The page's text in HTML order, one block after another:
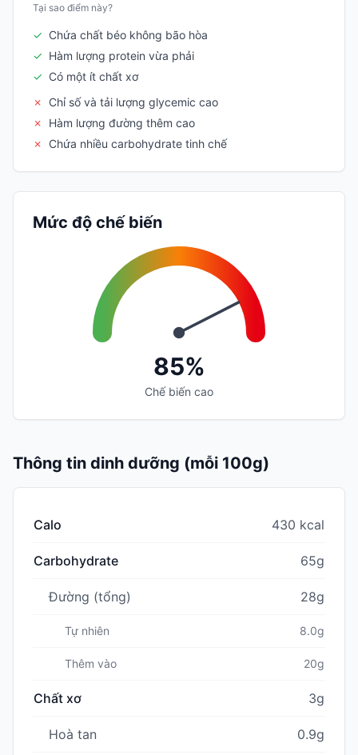
Tại sao điểm này?
✓ Chứa chất béo không bão hòa
✓ Hàm lượng protein vừa phải
✓ Có một ít chất xơ
✗
Chỉ số và tải lượng glycemic cao
✗
Hàm lượng đường thêm cao
✗
Chứa nhiều carbohydrate tinh chế
Mức độ chế biến
85%
Chế biến cao
Thông tin dinh dưỡng (mỗi 100g)
Calo 430 kcal
Carbohydrate 65g
Đường (tổng) 28g
Tự nhiên 8.0g
Thêm vào 20g
Chất xơ 3g
Hoà tan 0.9g